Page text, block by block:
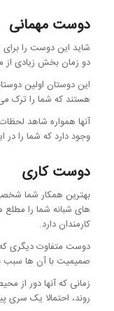
دوست مهمانی
شاید این دوست را برای
دو زمان بخش زیادی از
این دوستان اولین
هستند که شما را ترک
آنها همواره شاهد
وجود دارد که شما را در
دوست کاری
بهترین همکار شما
های شبانه شما را
کارمندان دارد.
دوست متفاوت دیگری
صمیمیت با آن ها
زمانی که آنها دور از
روند، احتمالا یک سری